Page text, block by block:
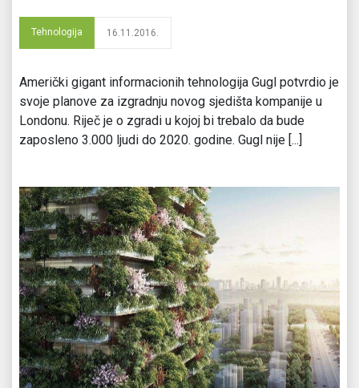
Tehnologija 16.11.2016.
Američki gigant informacionih tehnologija Gugl potvrdio je
svoje planove za izgradnju novog sjedišta kompanije u
Londonu. Riječ je o zgradi u kojoj bi trebalo da bude
zaposleno 3.000 ljudi do 2020. godine. Gugl nije [...]